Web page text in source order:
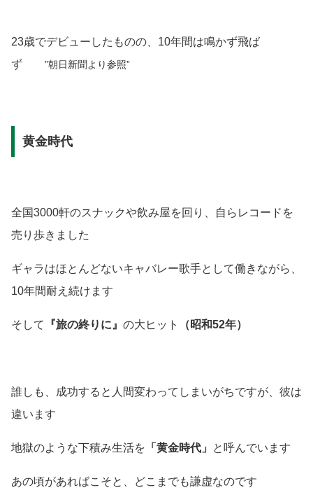
23歳でデビューしたものの、10年間は鳴かず飛ば
ず ”朝日新聞より参照”
黄金時代
全国3000軒のスナックや飲み屋を回り、自らレコードを
売り歩きました
ギャラはほとんどないキャバレー歌手として働きながら、
10年間耐え続けます
そして 『旅の終りに』 の大ヒット （昭和52年）
誰しも、成功すると人間変わってしまいがちですが、彼は
違います
地獄のような下積み生活を 「黄金時代」 と呼んでいます
あの頃があればこそと、どこまでも謙虚なのです